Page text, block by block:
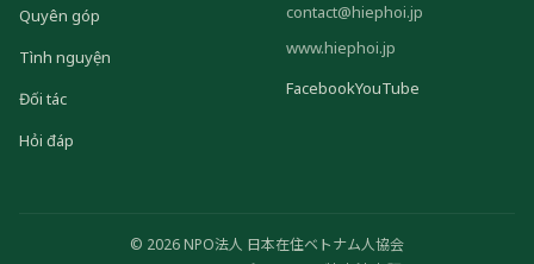
Quyên góp
Tình nguyện
Đối tác
Hỏi đáp
contact@hiephoi.jp
www.hiephoi.jp
FacebookYouTube
© 2026 NPO法人 日本在住ベトナム人協会